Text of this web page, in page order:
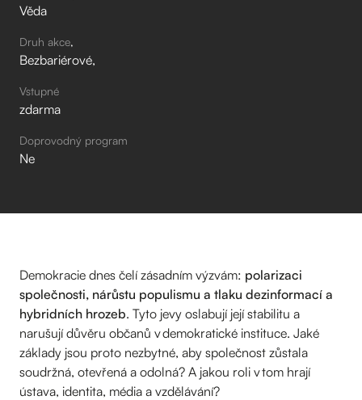
Věda
Druh akce
Bezbariérové
Vstupné
zdarma
Doprovodný program
Ne
Demokracie dnes čelí zásadním výzvám: polarizaci
společnosti, nárůstu populismu a tlaku dezinformací a
hybridních hrozeb. Tyto jevy oslabují její stabilitu a
narušují důvěru občanů v demokratické instituce. Jaké
základy jsou proto nezbytné, aby společnost zůstala
soudržná, otevřená a odolná? A jakou roli v tom hrají
ústava, identita, média a vzdělávání?